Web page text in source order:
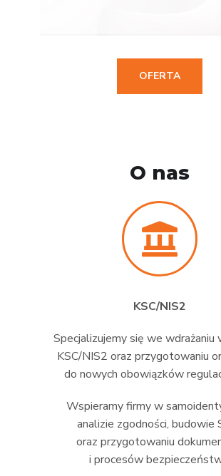
OFERTA
O nas
KSC/NIS2
Specjalizujemy się we wdrażaniu
KSC/NIS2 oraz przygotowaniu
do nowych obowiązków
Wspieramy firmy w
analizie zgodności, budowie
oraz przygotowaniu
i procesów